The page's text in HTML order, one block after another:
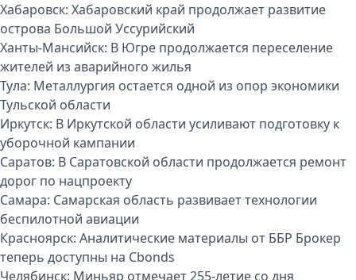
Хабаровск: Хабаровский край продолжает развитие
острова Большой Уссурийский
Ханты-Мансийск: В Югре продолжается переселение
жителей из аварийного жилья
Тула: Металлургия остается одной из опор экономики
Тульской области
Иркутск: В Иркутской области усиливают подготовку к
уборочной кампании
Саратов: В Саратовской области продолжается ремонт
дорог по нацпроекту
Самара: Самарская область развивает технологии
беспилотной авиации
Красноярск: Аналитические материалы от ББР Брокер
теперь доступны на Cbonds
Челябинск: Миньяр отмечает 255-летие со дня